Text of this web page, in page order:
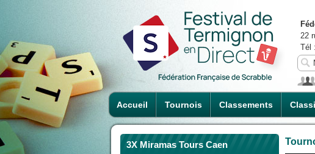
Accueil Tournois Classements
22
Tél :
3X Miramas Tours Caen